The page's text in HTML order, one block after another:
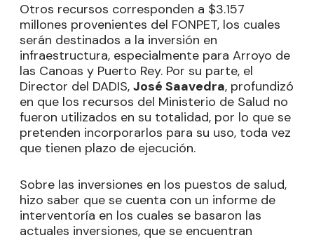
Otros recursos corresponden a $3.157
millones provenientes del FONPET, los cuales
serán destinados a la inversión en
infraestructura, especialmente para Arroyo de
las Canoas y Puerto Rey. Por su parte, el
Director del DADIS, José Saavedra, profundizó
en que los recursos del Ministerio de Salud no
fueron utilizados en su totalidad, por lo que se
pretenden incorporarlos para su uso, toda vez
que tienen plazo de ejecución.
Sobre las inversiones en los puestos de salud,
hizo saber que se cuenta con un informe de
interventoría en los cuales se basaron las
actuales inversiones, que se encuentran